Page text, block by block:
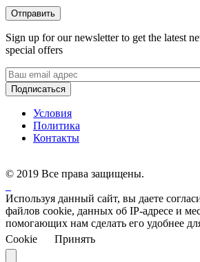
Sign up for our newsletter to get the latest
special offers
Условия
Политика
Контакты
© 2019 Все права защищены.
Используя данный сайт, вы даете
файлов cookie, данных об IP-адресе и
помогающих нам сделать его удобнее
Cookie
Принять